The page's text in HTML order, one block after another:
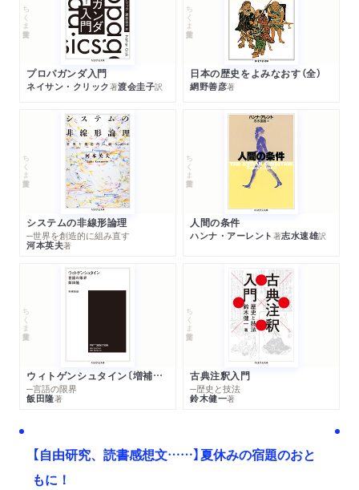
ちくま学芸文庫
プロパガンダ入門
ネイサン・クリック著渡会圭子訳
ちくま学芸文庫
日本の歴史をよみなおす（全）
網野善彦著
ちくま学芸文庫
システムの非線形論理
─世界を創造的に組み直す
河本英夫著
ちくま学芸文庫
人間の条件
ハンナ・アーレント 著志水速雄訳
ちくま学芸文庫
ウィトゲンシュタイン〔増補新版〕
─言語の限界
飯田隆著
ちくま学芸文庫
古典注釈入門
─歴史と技法
鈴木健一著
【自由研究、読書感想文……】夏休みの宿題のおと
もに！